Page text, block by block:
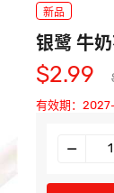
新品
银鹭 牛
$2.99
有效期：